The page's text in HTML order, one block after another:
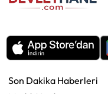
Son Dakika Haberleri